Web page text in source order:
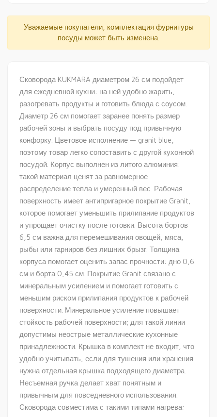
Уважаемые покупатели, комплектация фурнитуры
посуды может быть изменена.
Сковорода KUKMARA диаметром 26 см подойдет
для ежедневной кухни: на ней удобно жарить,
разогревать продукты и готовить блюда с соусом.
Диаметр 26 см помогает заранее понять размер
рабочей зоны и выбрать посуду под привычную
конфорку. Цветовое исполнение — granit blue,
поэтому товар легко сопоставить с другой кухонной
посудой. Корпус выполнен из литого алюминия:
такой материал ценят за равномерное
распределение тепла и умеренный вес. Рабочая
поверхность имеет антипригарное покрытие Granit,
которое помогает уменьшить прилипание продуктов
и упрощает очистку после готовки. Высота бортов
6,5 см важна для перемешивания овощей, мяса,
рыбы или гарниров без лишних брызг. Толщина
корпуса помогает оценить запас прочности: дно 0,6
см и борта 0,45 см. Покрытие Granit связано с
минеральным усилением и помогает готовить с
меньшим риском прилипания продуктов к рабочей
поверхности. Минеральное усиление повышает
стойкость рабочей поверхности; для такой линии
допустимы неострые металлические кухонные
принадлежности. Крышка в комплект не входит, что
удобно учитывать, если для тушения или хранения
нужна отдельная крышка подходящего диаметра.
Несъемная ручка делает хват понятным и
привычным для повседневного использования.
Сковорода совместима с такими типами нагрева: